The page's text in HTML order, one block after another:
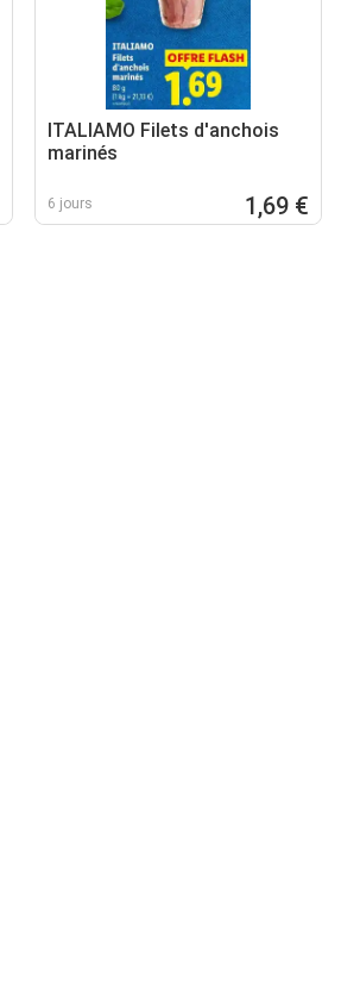
ITALIAMO Filets d'anchois
marinés
6 jours 1,69 €